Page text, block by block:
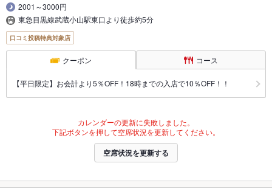
2001～3000円
東急目黒線武蔵小山駅東口より徒歩約5分
口コミ投稿特典対象店
クーポン コース
【平日限定】お会計より5％OFF！18時までの入店で10％OFF！！
カレンダーの更新に失敗しました。
下記ボタンを押して空席状況を更新してください。
空席状況を更新する